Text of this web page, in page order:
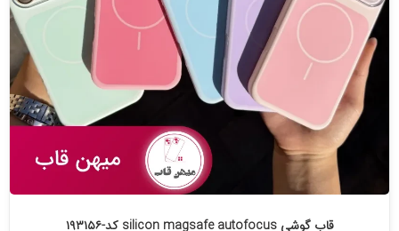
قاب گوشی silicon magsafe autofocus کد-۱۹۳۱۵۶